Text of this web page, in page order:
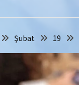
Şubat 19